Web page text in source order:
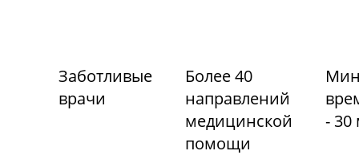
Заботливые
врачи
Более 40
направлений
медицинской
помощи
- 30